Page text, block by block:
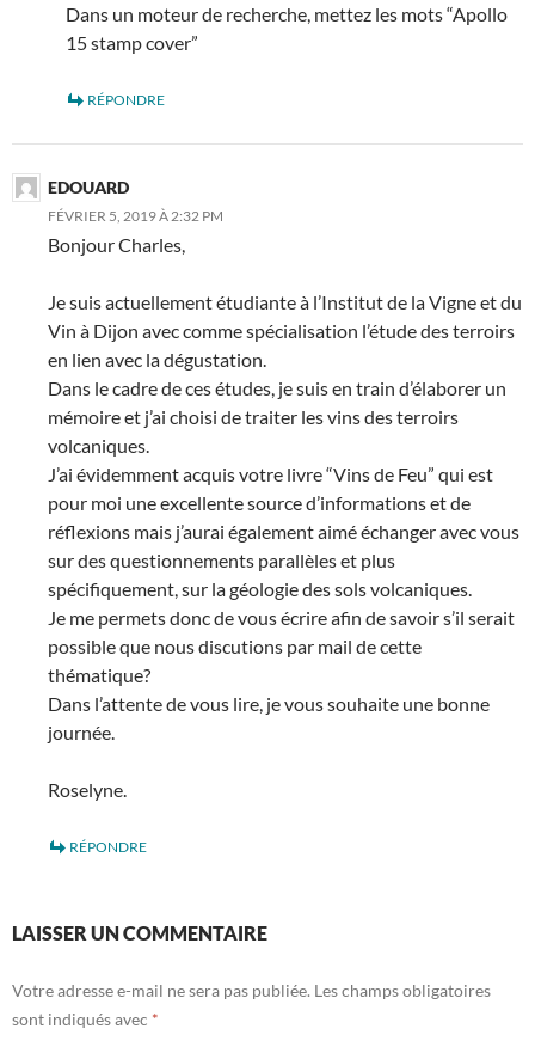
Dans un moteur de recherche, mettez les mots “Apollo
15 stamp cover”
RÉPONDRE
EDOUARD
FÉVRIER 5, 2019 À 2:32 PM
Bonjour Charles,
Je suis actuellement étudiante à l’Institut de la Vigne et du
Vin à Dijon avec comme spécialisation l’étude des terroirs
en lien avec la dégustation.
Dans le cadre de ces études, je suis en train d’élaborer un
mémoire et j’ai choisi de traiter les vins des terroirs
volcaniques.
J’ai évidemment acquis votre livre “Vins de Feu” qui est
pour moi une excellente source d’informations et de
réflexions mais j’aurai également aimé échanger avec vous
sur des questionnements parallèles et plus
spécifiquement, sur la géologie des sols volcaniques.
Je me permets donc de vous écrire afin de savoir s’il serait
possible que nous discutions par mail de cette
thématique?
Dans l’attente de vous lire, je vous souhaite une bonne
journée.
Roselyne.
RÉPONDRE
LAISSER UN COMMENTAIRE
Votre adresse e-mail ne sera pas publiée. Les champs obligatoires
sont indiqués avec *